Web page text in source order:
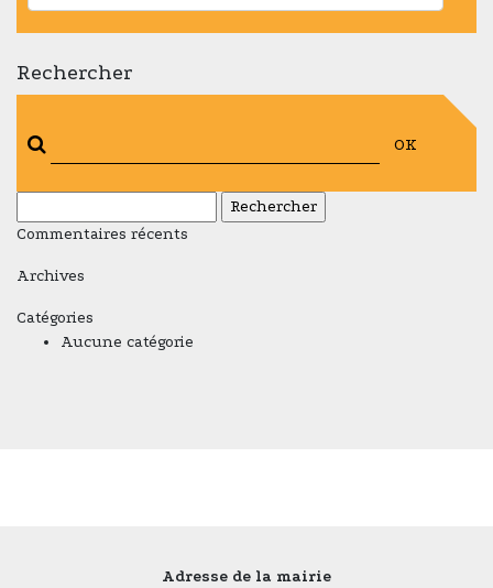
Rechercher
OK
Commentaires récents
Archives
Catégories
Aucune catégorie
Adresse de la mairie